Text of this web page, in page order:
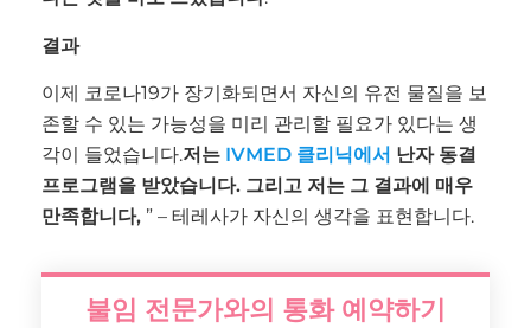
결과
이제 코로나19가 장기화되면서 자신의 유전 물질을 보
존할 수 있는 가능성을 미리 관리할 필요가 있다는 생
각이 들었습니다.저는 IVMED 클리닉에서 난자 동결
프로그램을 받았습니다. 그리고 저는 그 결과에 매우
만족합니다, ” – 테레사가 자신의 생각을 표현합니다.
불임 전문가와의 통화 예약하기